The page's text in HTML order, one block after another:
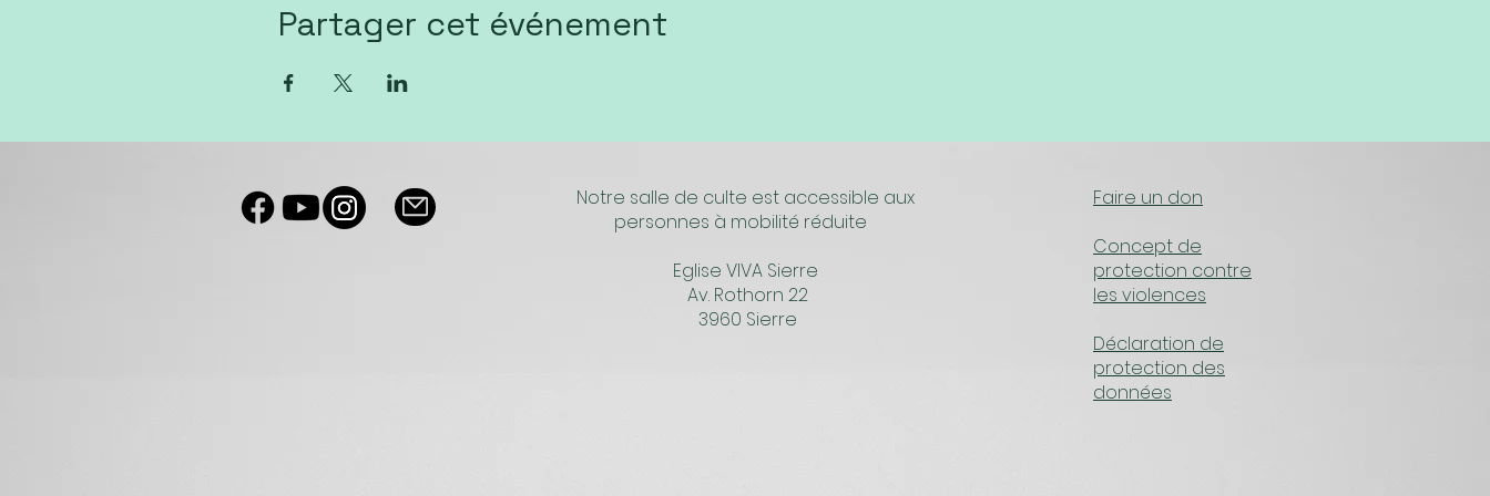
Partager cet événement
Notre salle de culte est accessible aux
personnes à mobilité réduite
Eglise VIVA Sierre
Av. Rothorn 22
3960 Sierre
Faire un don
Concept de
protection contre
les violences​
Déclaration de
protection des
données